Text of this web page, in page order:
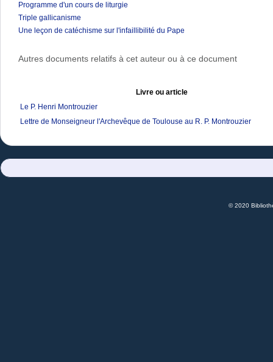
Programme d'un cours de liturgie
Triple gallicanisme
Une leçon de catéchisme sur l'infaillibilité du Pape
Autres documents relatifs à cet auteur ou à ce document
Livre ou article
Le P. Henri Montrouzier
Lettre de Monseigneur l'Archevêque de Toulouse au R. P. Montrouzier
© 2020